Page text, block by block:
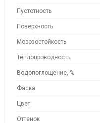
Пустотность
Поверхность
Морозостойкость
Теплопроводность
Водопоглощение, %
Фаска
Цвет
Оттенок